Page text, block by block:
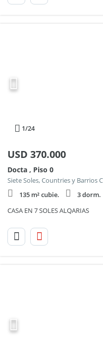
1/24
USD 370.000
Docta , Piso 0
135 m² cubie.
3 dorm.
CASA EN 7 SOLES ALQARIAS